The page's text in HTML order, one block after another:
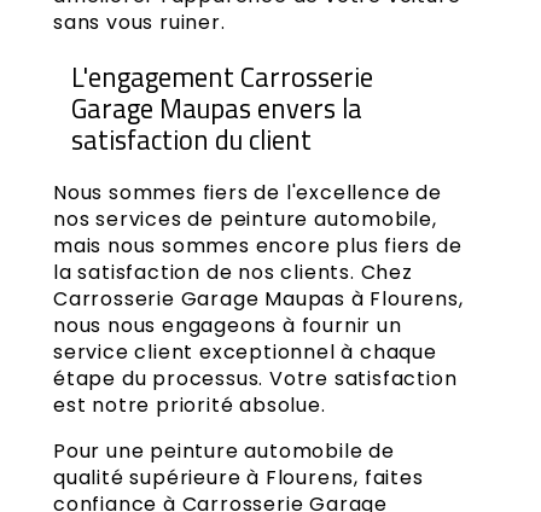
sans vous ruiner.
L'engagement Carrosserie
Garage Maupas envers la
satisfaction du client
Nous sommes fiers de l'excellence de
nos services de peinture automobile,
mais nous sommes encore plus fiers de
la satisfaction de nos clients. Chez
Carrosserie Garage Maupas à Flourens,
nous nous engageons à fournir un
service client exceptionnel à chaque
étape du processus. Votre satisfaction
est notre priorité absolue.
Pour une peinture automobile de
qualité supérieure à Flourens, faites
confiance à Carrosserie Garage